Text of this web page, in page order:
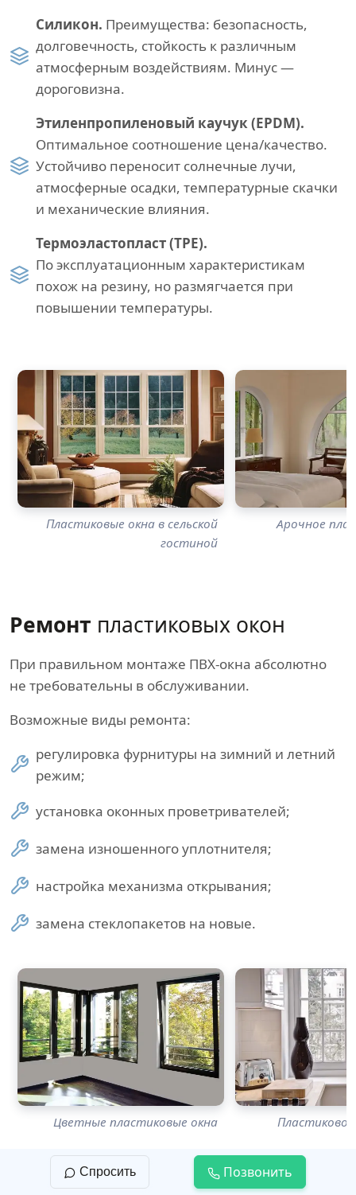
Силикон. Преимущества: безопасность,
долговечность, стойкость к различным
атмосферным воздействиям. Минус —
дороговизна.
Этиленпропиленовый каучук (EPDM).
Оптимальное соотношение цена/качество.
Устойчиво переносит солнечные лучи,
атмосферные осадки, температурные скачки
и механические влияния.
Термоэластопласт (TPE).
По эксплуатационным характеристикам
похож на резину, но размягчается при
повышении температуры.
Пластиковые окна в сельской
гостиной
Арочное
Ремонт пластиковых окон
При правильном монтаже ПВХ-окна абсолютно
не требовательны в обслуживании.
Возможные виды ремонта:
регулировка фурнитуры на зимний и летний
режим;
установка оконных проветривателей;
замена изношенного уплотнителя;
настройка механизма открывания;
замена стеклопакетов на новые.
Цветные пластиковые окна Пластиковое
Спросить Позвонить